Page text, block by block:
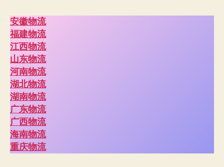
安徽物流
福建物流
江西物流
山东物流
河南物流
湖北物流
湖南物流
广东物流
广西物流
海南物流
重庆物流